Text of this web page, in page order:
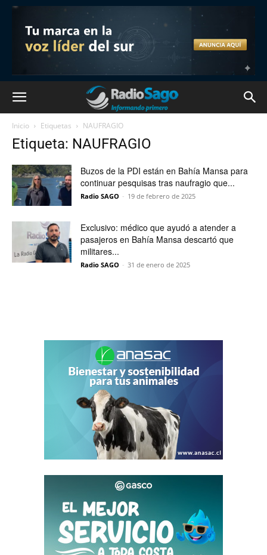
Inicio Etiquetas NAUFRAGIO
Etiqueta: NAUFRAGIO
Buzos de la PDI están en Bahía Mansa para
continuar pesquisas tras naufragio que...
Radio SAGO - 19 de febrero de 2025
Exclusivo: médico que ayudó a atender a
pasajeros en Bahía Mansa descartó que
militares...
Radio SAGO - 31 de enero de 2025